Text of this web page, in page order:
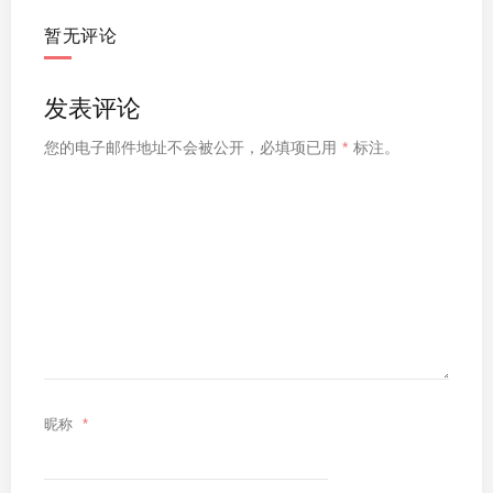
暂无评论
发表评论
您的电子邮件地址不会被公开， 必填项已用 * 标注。
昵称 *